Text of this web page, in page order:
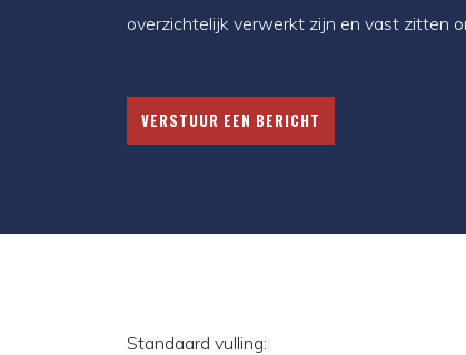
overzichtelijk verwerkt zijn en vast zitten
VERSTUUR EEN BERICHT
Standaard vulling: